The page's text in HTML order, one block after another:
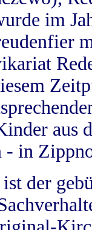
im
aus
in
der